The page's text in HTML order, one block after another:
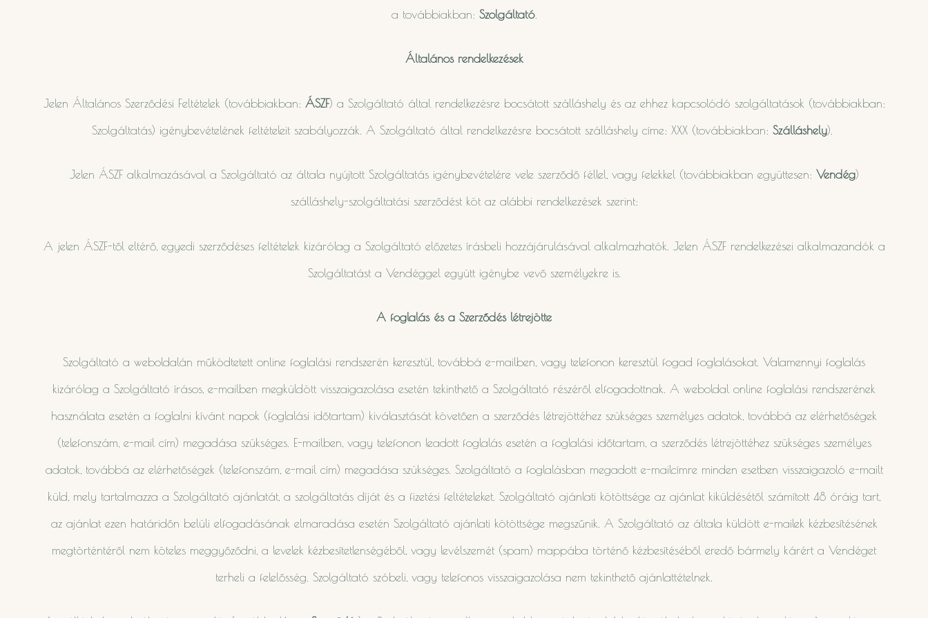
a továbbiakban: Szolgáltató.
Általános rendelkezések
Jelen Általános Szerződési Feltételek (továbbiakban: ÁSZF) a Szolgáltató által rendelkezésre bocsátott szálláshely és az ehhez kapcsolódó szolgáltatások (továbbiakban:
Szolgáltatás) igénybevételének feltételeit szabályozzák. A Szolgáltató által rendelkezésre bocsátott szálláshely címe: XXX(továbbiakban: Szálláshely).
Jelen ÁSZF alkalmazásával a Szolgáltató az általa nyújtott Szolgáltatás igénybevételére vele szerződő féllel, vagy felekkel (továbbiakban együttesen: Vendég)
szálláshely-szolgáltatási szerződést köt az alábbi rendelkezések szerint:
A jelen ÁSZF-től eltérő, egyedi szerződéses feltételek kizárólag a Szolgáltató előzetes írásbeli hozzájárulásával alkalmazhatók. Jelen ÁSZF rendelkezései alkalmazandók a
Szolgáltatást a Vendéggel együtt igénybe vevő személyekre is.
A foglalás és a Szerződés létrejötte
Szolgáltató a weboldalán működtetett online foglalási rendszerén keresztül, továbbá e-mailben, vagy telefonon keresztül fogad foglalásokat. Valamennyi foglalás
kizárólag a Szolgáltató írásos, e-mailben megküldött visszaigazolása esetén tekinthető a Szolgáltató részéről elfogadottnak. A weboldal online foglalási rendszerének
használata esetén a foglalni kívánt napok (foglalási időtartam) kiválasztását követően a szerződés létrejöttéhez szükséges személyes adatok, továbbá az elérhetőségek
(telefonszám, e-mail cím) megadása szükséges. E-mailben, vagy telefonon leadott foglalás esetén a foglalási időtartam, a szerződés létrejöttéhez szükséges személyes
adatok, továbbá az elérhetőségek (telefonszám, e-mail cím) megadása szükséges. Szolgáltató a foglalásban megadott e-mailcímre minden esetben visszaigazoló e-mailt
küld, mely tartalmazza a Szolgáltató ajánlatát, a szolgáltatás díját és a fizetési feltételeket. Szolgáltató ajánlati kötöttsége az ajánlat kiküldésétől számított 48 óráig tart,
az ajánlat ezen határidőn belüli elfogadásának elmaradása esetén Szolgáltató ajánlati kötöttsége megszűnik. A Szolgáltató az általa küldött e-mailek kézbesítésének
megtörténtéről nem köteles meggyőződni, a levelek kézbesítetlenségéből, vagy levélszemét (spam) mappába történő kézbesítéséből eredő bármely kárért a Vendéget
terheli a felelősség. Szolgáltató szóbeli, vagy telefonos visszaigazolása nem tekinthető ajánlattételnek.